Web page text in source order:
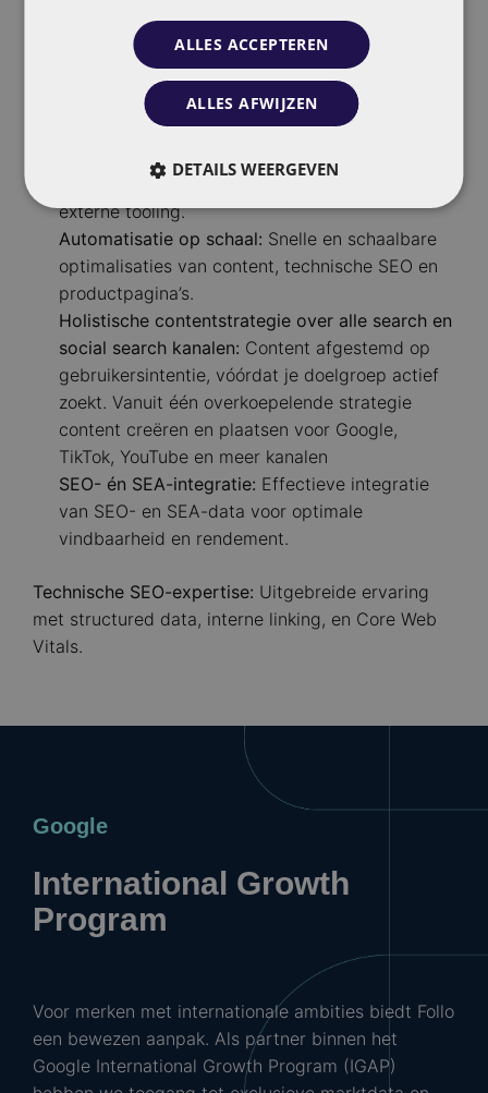
kanaal. We integreren het met SEO binnen één
strategie, waardoor we inzichten uit beide kanalen
kunnen combineren voor meer impact:
Data-driven SEO gecombineerd met SEA data:
Betrouwbare resultaten op basis van eigen big-
data inzichten, niet alleen blind staren op
externe tooling.
Automatisatie op schaal: Snelle en schaalbare
optimalisaties van content, technische SEO en
productpagina’s.
Holistische contentstrategie over alle search en
social search kanalen: Content afgestemd op
gebruikersintentie, vóórdat je doelgroep actief
zoekt. Vanuit één overkoepelende strategie
content creëren en plaatsen voor Google,
TikTok, YouTube en meer kanalen
SEO- én SEA-integratie: Effectieve integratie
van SEO- en SEA-data voor optimale
vindbaarheid en rendement.
Technische SEO-expertise: Uitgebreide ervaring
met structured data, interne linking, en Core Web
Vitals.
Google
International Growth
Program
Voor merken met internationale ambities biedt Follo
een bewezen aanpak. Als partner binnen het
Google International Growth Program (IGAP)
ALLES ACCEPTEREN
ALLES AFWIJZEN
DETAILS WEERGEVEN